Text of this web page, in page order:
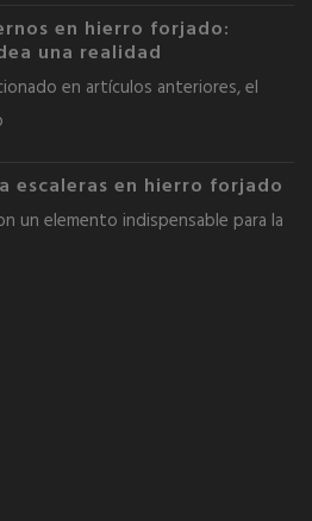
en hierro forjado:
una realidad
en artículos anteriores, el
escaleras en hierro forjado
un elemento indispensable para la